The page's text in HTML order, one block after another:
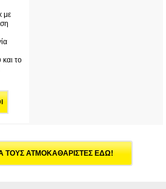
με
και το
ΤΟΥΣ ΑΤΜΟΚΑΘΑΡΙΣΤΕΣ ΕΔΩ!